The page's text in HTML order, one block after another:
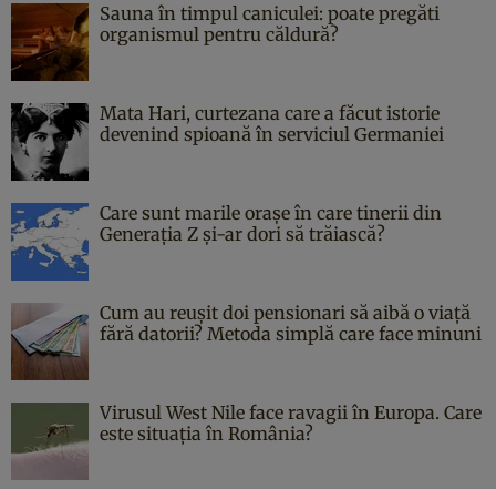
Sauna în timpul caniculei: poate pregăti
organismul pentru căldură?
Mata Hari, curtezana care a făcut istorie
devenind spioană în serviciul Germaniei
Care sunt marile orașe în care tinerii din
Generația Z și-ar dori să trăiască?
Cum au reușit doi pensionari să aibă o viață
fără datorii? Metoda simplă care face minuni
Virusul West Nile face ravagii în Europa. Care
este situația în România?